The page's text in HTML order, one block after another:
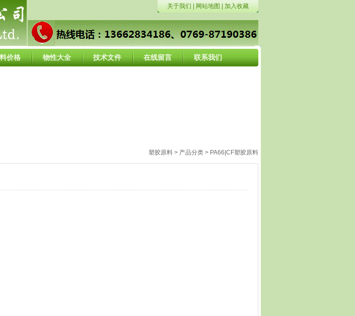
关于我们 网站地图 加入收藏
价格 物性大全 技术文件 在线留言 联系我们
塑胶原料 > 产品分类 > PA66|CF塑胶原料